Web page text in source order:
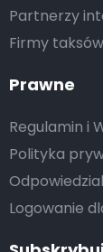
Partnerzy
Firmy
Prawne
Regulamin i
Polityka
Logowanie